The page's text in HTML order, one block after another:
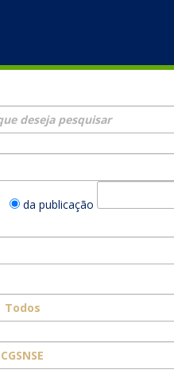
da publicação
Todos
CGSNSE